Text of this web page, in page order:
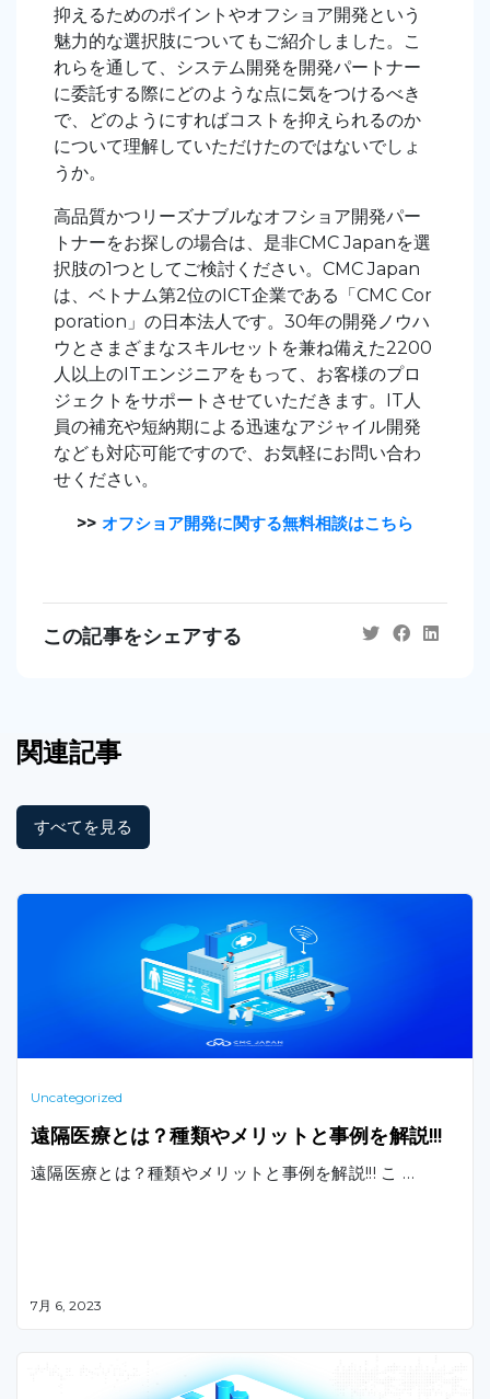
抑えるためのポイントやオフショア開発という
魅力的な選択肢についてもご紹介しました。こ
れらを通して、システム開発を開発パートナー
に委託する際にどのような点に気をつけるべき
で、どのようにすればコストを抑えられるのか
について理解していただけたのではないでしょ
うか。
高品質かつリーズナブルなオフショア開発パー
トナーをお探しの場合は、是非CMC Japanを選
択肢の1つとしてご検討ください。CMC Japan
は、ベトナム第2位のICT企業である「CMC Cor
poration」の日本法人です。30年の開発ノウハ
ウとさまざまなスキルセットを兼ね備えた2200
人以上のITエンジニアをもって、お客様のプロ
ジェクトをサポートさせていただきます。IT人
員の補充や短納期による迅速なアジャイル開発
なども対応可能ですので、お気軽にお問い合わ
せください。
>> オフショア開発に関する無料相談はこちら
この記事をシェアする
関連記事
すべてを見る
Uncategorized
遠隔医療とは？種類やメリットと事例を解説!!!
遠隔医療とは？種類やメリットと事例を解説!!! こ …
7月 6, 2023